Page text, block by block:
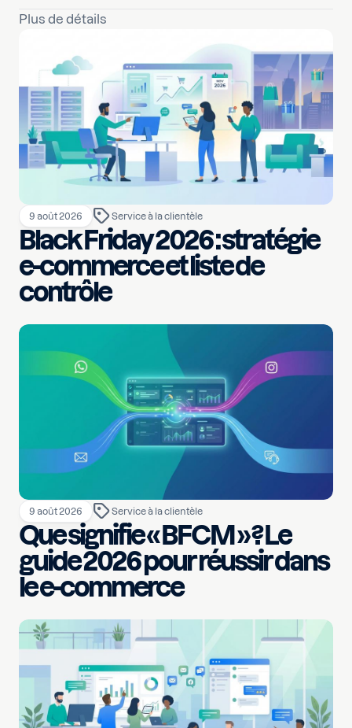
Plus de détails
9 août 2026 Service à la clientèle
Black Friday 2026 : stratégie
e-commerce et liste de
contrôle
9 août 2026 Service à la clientèle
Que signifie « BFCM » ? Le
guide 2026 pour réussir dans
le e-commerce